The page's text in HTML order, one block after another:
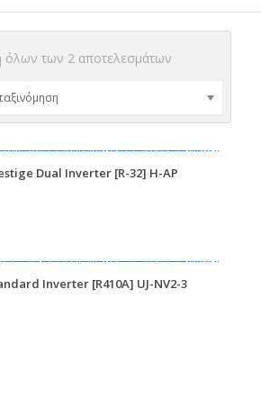
όλων των 2 αποτελεσμάτων
Dual Inverter [R-32] H-AP
Inverter [R410A] UJ-NV2-3